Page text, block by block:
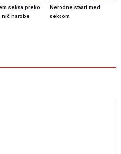
seksa preko
nič narobe
Nerodne stvari med
seksom